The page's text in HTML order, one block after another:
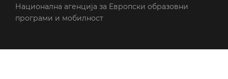
Национална агенција за Европски образовни
програми и мобилност